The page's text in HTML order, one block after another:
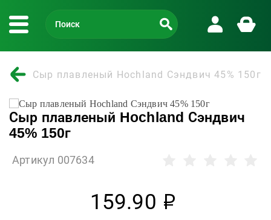
Сыр плавленый Hochland Сэндвич 45% 150г
Сыр плавленый Hochland Сэндвич
45% 150г
Артикул 007634
159.90 р